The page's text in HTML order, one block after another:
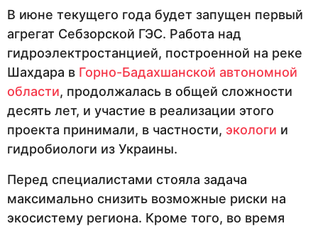
В июне текущего года будет запущен первый
агрегат Себзорской ГЭС. Работа над
гидроэлектростанцией, построенной на реке
Шахдара в Горно-Бадахшанской автономной
области, продолжалась в общей сложности
десять лет, и участие в реализации этого
проекта принимали, в частности, экологи и
гидробиологи из Украины.
Перед специалистами стояла задача
максимально снизить возможные риски на
экосистему региона. Кроме того, во время